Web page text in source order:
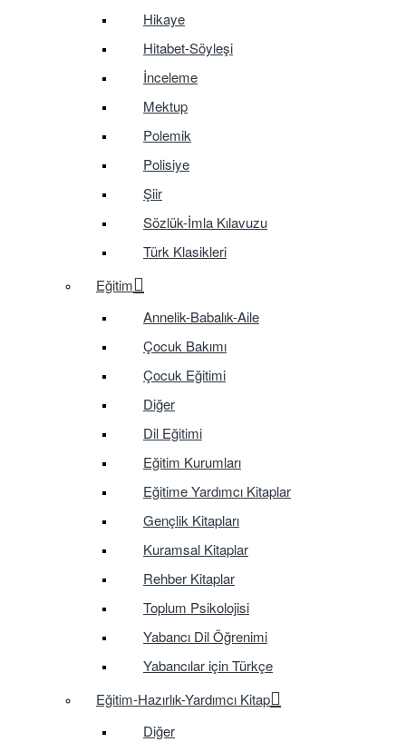
Hikaye
Hitabet-Söyleşi
İnceleme
Mektup
Polemik
Polisiye
Şiir
Sözlük-İmla Kılavuzu
Türk Klasikleri
Eğitim
Annelik-Babalık-Aile
Çocuk Bakımı
Çocuk Eğitimi
Diğer
Dil Eğitimi
Eğitim Kurumları
Eğitime Yardımcı Kitaplar
Gençlik Kitapları
Kuramsal Kitaplar
Rehber Kitaplar
Toplum Psikolojisi
Yabancı Dil Öğrenimi
Yabancılar için Türkçe
Eğitim-Hazırlık-Yardımcı Kitap
Diğer